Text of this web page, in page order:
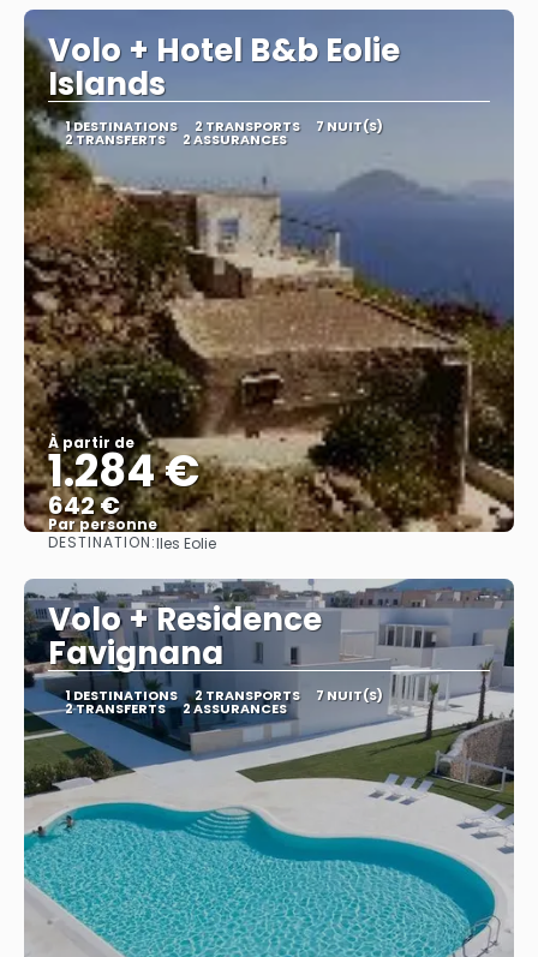
Volo + Hotel B&b Eolie
Islands
1 DESTINATIONS 2 TRANSPORTS 7 NUIT(S)
2 TRANSFERTS 2 ASSURANCES
À partir de
1.284 €
642 €
Par personne
DESTINATION:Iles Eolie
Volo + Residence
Favignana
1 DESTINATIONS 2 TRANSPORTS 7 NUIT(S)
2 TRANSFERTS 2 ASSURANCES